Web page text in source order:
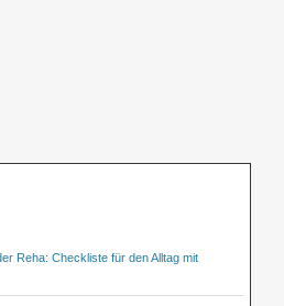
Reha: Checkliste für den Alltag mit